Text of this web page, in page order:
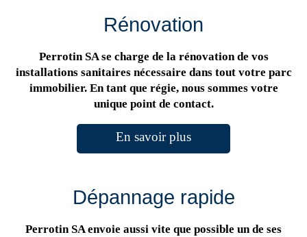
Rénovation
Perrotin SA se charge de la rénovation de vos
installations sanitaires nécessaire dans tout votre parc
immobilier. En tant que régie, nous sommes votre
unique point de contact.
En savoir plus
Dépannage rapide
Perrotin SA envoie aussi vite que possible un de ses